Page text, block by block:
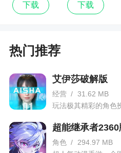
下载 下载
热门推荐
艾伊莎破解版
经营 / 31.62 MB
玩法极其精彩的角色
超能继承者2360
角色 / 294.97 MB